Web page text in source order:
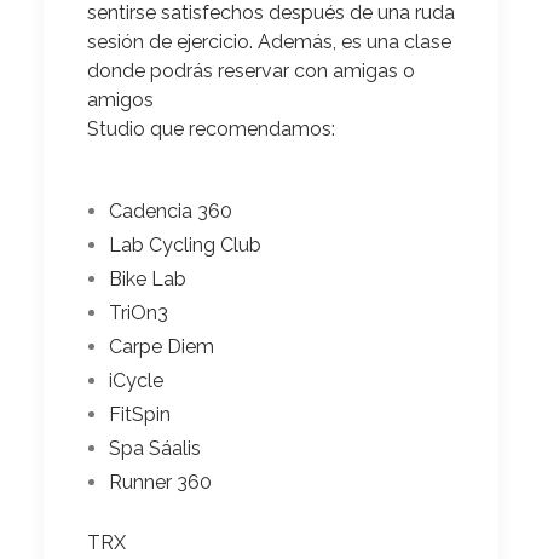
sentirse satisfechos después de una ruda
sesión de ejercicio. Además, es una clase
donde podrás reservar con amigas o
amigos
Studio que recomendamos:
Cadencia 360
Lab Cycling Club
Bike Lab
TriOn3
Carpe Diem
iCycle
FitSpin
Spa Sáalis
Runner 360
TRX